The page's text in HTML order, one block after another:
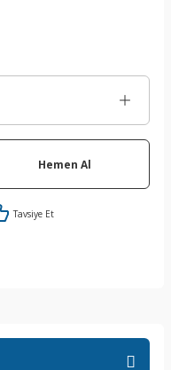
Hemen Al
Tavsiye Et